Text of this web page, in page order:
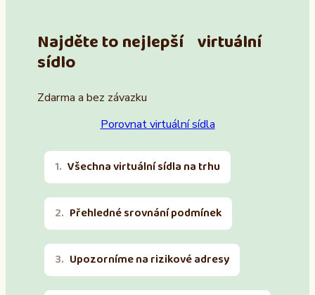
Najděte to nejlepší virtuální
sídlo
Zdarma a bez závazku
Porovnat virtuální sídla
Všechna virtuální sídla na trhu
Přehledné srovnání podmínek
Upozorníme na rizikové adresy